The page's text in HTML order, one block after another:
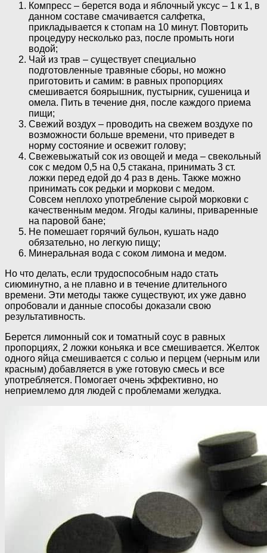
Компресс – берется вода и яблочный уксус – 1 к 1, в
данном составе смачивается салфетка,
прикладывается к стопам на 10 минут. Повторить
процедуру несколько раз, после промыть ноги
водой;
Чай из трав – существует специально
подготовленные травяные сборы, но можно
приготовить и самим: в равных пропорциях
смешивается боярышник, пустырник, сушеница и
омела. Пить в течение дня, после каждого приема
пищи;
Свежий воздух – проводить на свежем воздухе по
возможности больше времени, что приведет в
норму состояние и освежит голову;
Свежевыжатый сок из овощей и меда – свекольный
сок с медом 0,5 на 0,5 стакана, принимать 3 ст.
ложки перед едой до 4 раз в день. Также можно
принимать сок редьки и моркови с медом.
Совсем неплохо употребление сырой морковки с
качественным медом. Ягоды калины, приваренные
на паровой бане;
Не помешает горячий бульон, кушать надо
обязательно, но легкую пищу;
Минеральная вода с соком лимона и медом.
Но что делать, если трудоспособным надо стать
сиюминутно, а не плавно и в течение длительного
времени. Эти методы также существуют, их уже давно
опробовали и данные способы доказали свою
результативность.
Берется лимонный сок и томатный соус в равных
пропорциях, 2 ложки коньяка и все смешивается. Желток
одного яйца смешивается с солью и перцем (черным или
красным) добавляется в уже готовую смесь и все
употребляется. Помогает очень эффективно, но
неприемлемо для людей с проблемами желудка.